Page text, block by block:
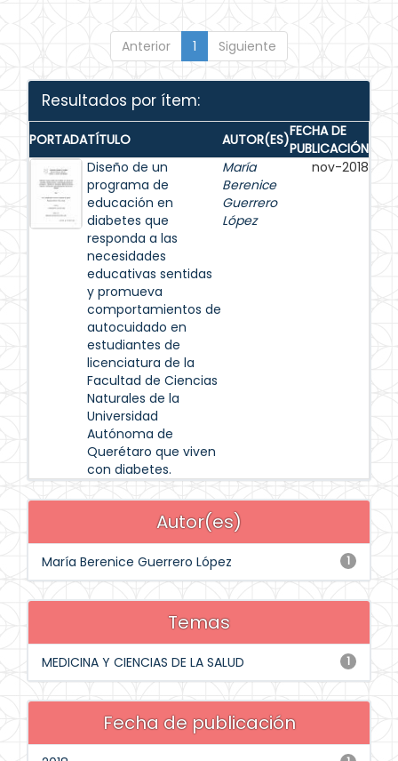
Anterior 1 Siguiente
Resultados por ítem:
PORTADATÍTULO AUTOR(ES)FECHA DE
PUBLICACIÓN
Diseño de un
programa de
educación en
diabetes que
responda a las
necesidades
educativas sentidas
y promueva
comportamientos de
autocuidado en
estudiantes de
licenciatura de la
Facultad de Ciencias
Naturales de la
Universidad
Autónoma de
Querétaro que viven
con diabetes.
María
Berenice
Guerrero
López
nov-2018
Autor(es)
1
María Berenice Guerrero López
Temas
1
MEDICINA Y CIENCIAS DE LA SALUD
Fecha de publicación